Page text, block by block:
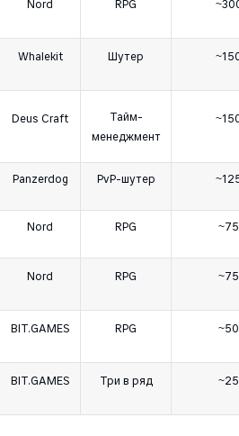
Nord RPG
Whalekit Шутер
Deus Craft
Тайм-
менеджмент
Panzerdog PvP-шутер
Nord RPG ~75
Nord RPG ~75
BIT.GAMES RPG ~50
BIT.GAMES Три в ряд ~25